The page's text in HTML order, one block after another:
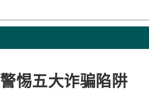
惕五大诈骗陷阱